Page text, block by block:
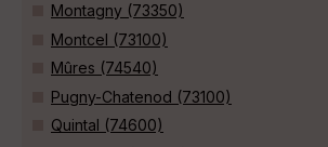
Montagny (73350)
Montcel (73100)
Mûres (74540)
Pugny-Chatenod (73100)
Quintal (74600)